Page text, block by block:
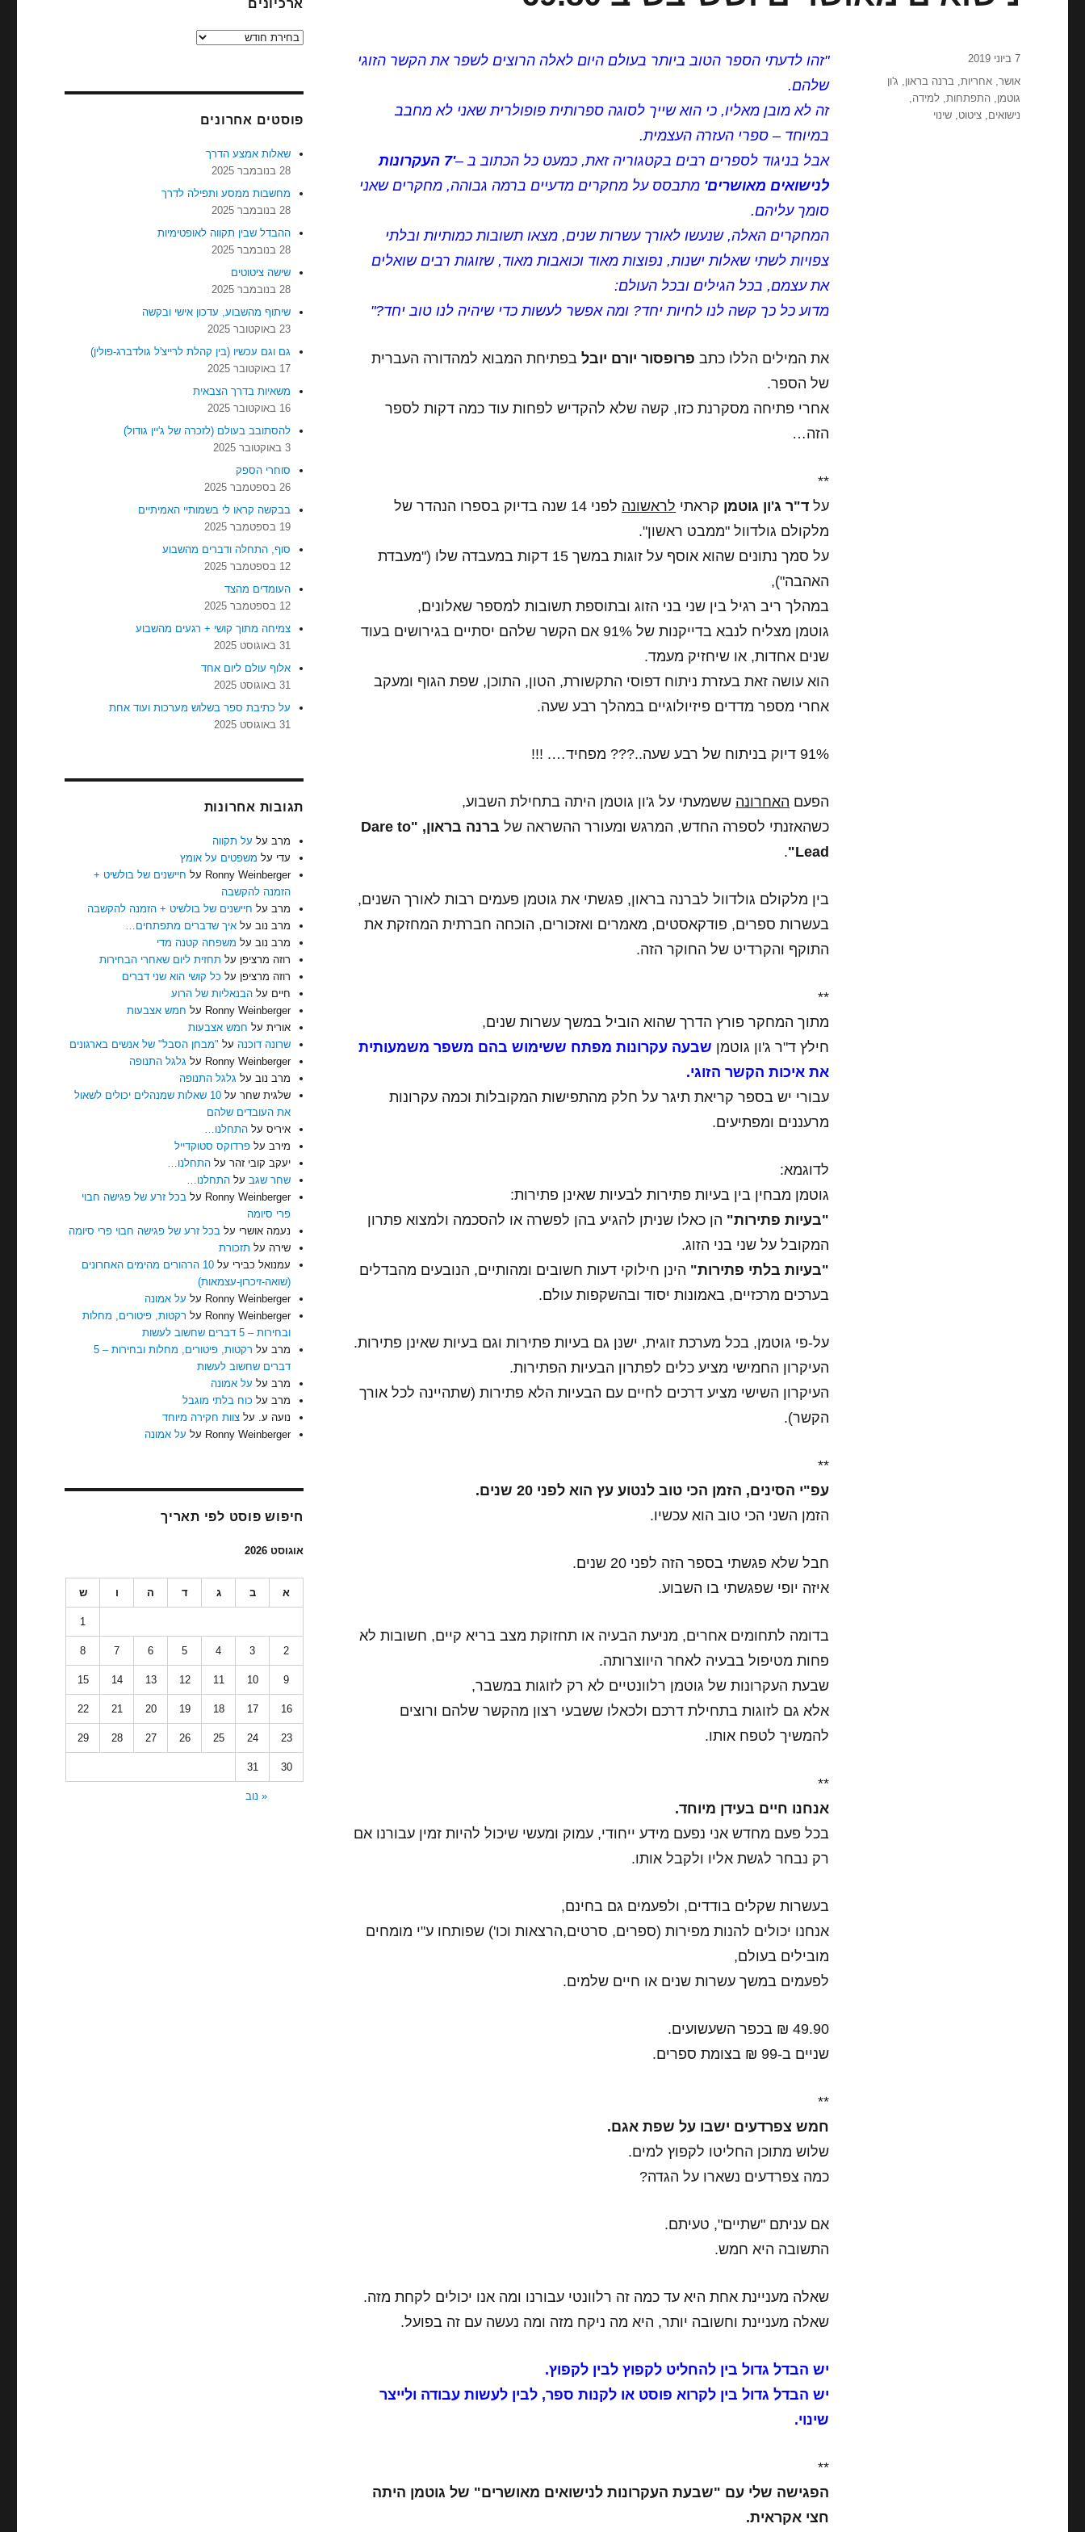
"זהו לדעתי הספר הטוב ביותר בעולם היום לאלה הרוצים לשפר את הקשר הזוגי
שלהם.
זה לא מובן מאליו, כי הוא שייך לסוגה ספרותית פופולרית שאני לא מחבב
במיוחד – ספרי העזרה העצמית.
אבל בניגוד לספרים רבים בקטגוריה זאת, כמעט כל הכתוב ב –
'7 העקרונות
לנישואים מאושרים' מתבסס על מחקרים מדעיים ברמה גבוהה, מחקרים שאני
סומך עליהם.
המחקרים האלה, שנעשו לאורך עשרות שנים, מצאו תשובות כמותיות ובלתי
צפויות לשתי שאלות ישנות, נפוצות מאוד וכואבות מאוד, שזוגות רבים שואלים
את עצמם, בכל הגילים ובכל העולם:
מדוע כל כך קשה לנו לחיות יחד? ומה אפשר לעשות כדי שיהיה לנו טוב יחד?"
את המילים הללו כתב פרופסור יורם יובלבפתיחת המבוא למהדורה העברית
של הספר.
אחרי פתיחה מסקרנת כזו, קשה שלא להקדיש לפחות עוד כמה דקות לספר
הזה…
**
על ד"ר ג'ון גוטמן קראתי לראשונה
לפני 14 שנה בדיוק בספרו הנהדר של
מלקולם גולדוול "ממבט ראשון".
על סמך נתונים שהוא אוסף על זוגות במשך 15 דקות במעבדה שלו ("מעבדת
האהבה"),
במהלך ריב רגיל בין שני בני הזוג ובתוספת תשובות למספר שאלונים,
גוטמן מצליח לנבא בדייקנות של 91% אם הקשר שלהם יסתיים בגירושים בעוד
שנים אחדות, או שיחזיק מעמד.
הוא עושה זאת בעזרת ניתוח דפוסי התקשורת, הטון, התוכן, שפת הגוף ומעקב
אחרי מספר מדדים פיזיולוגיים במהלך רבע שעה.
91% דיוק בניתוח של רבע שעה..??? מפחיד…. !!!
הפעם האחרונה ששמעתי על ג'ון גוטמן היתה בתחילת השבוע,
כשהאזנתי לספרה החדש, המרגש ומעורר ההשראה של
ברנה בראון, "Dare to
Lead"
.
בין מלקולם גולדוול לברנה בראון, פגשתי את גוטמן פעמים רבות לאורך השנים,
בעשרות ספרים, פודקאסטים, מאמרים ואזכורים, הוכחה חברתית המחזקת את
התוקף והקרדיט של החוקר הזה.
**
מתוך המחקר פורץ הדרך שהוא הוביל במשך עשרות שנים,
חילץ ד"ר ג'ון גוטמן שבעה עקרונות מפתח ששימוש בהם משפר משמעותית
את איכות הקשר הזוגי.
עבורי יש בספר קריאת תיגר על חלק מהתפישות המקובלות וכמה עקרונות
מרעננים ומפתיעים.
לדוגמא:
גוטמן מבחין בין בעיות פתירות לבעיות שאינן פתירות:
"בעיות פתירות" הן כאלו שניתן להגיע בהן לפשרה או להסכמה ולמצוא פתרון
המקובל על שני בני הזוג.
"בעיות בלתי פתירות" הינן חילוקי דעות חשובים ומהותיים, הנובעים מהבדלים
בערכים מרכזיים, באמונות יסוד ובהשקפות עולם.
על-פי גוטמן, בכל מערכת זוגית, ישנן גם בעיות פתירות וגם בעיות שאינן פתירות.
העיקרון החמישי מציע כלים לפתרון הבעיות הפתירות.
העיקרון השישי מציע דרכים לחיים עם הבעיות הלא פתירות (שתהיינה לכל אורך
הקשר).
**
עפ"י הסינים, הזמן הכי טוב לנטוע עץ הוא לפני 20 שנים.
הזמן השני הכי טוב הוא עכשיו.
חבל שלא פגשתי בספר הזה לפני 20 שנים.
איזה יופי שפגשתי בו השבוע.
בדומה לתחומים אחרים, מניעת הבעיה או תחזוקת מצב בריא קיים, חשובות לא
פחות מטיפול בבעיה לאחר היווצרותה.
שבעת העקרונות של גוטמן רלוונטיים לא רק לזוגות במשבר,
אלא גם לזוגות בתחילת דרכם ולכאלו ששבעי רצון מהקשר שלהם ורוצים
להמשיך לטפח אותו.
**
אנחנו חיים בעידן מיוחד.
בכל פעם מחדש אני נפעם מידע ייחודי, עמוק ומעשי שיכול להיות זמין עבורנו אם
רק נבחר לגשת אליו ולקבל אותו.
בעשרות שקלים בודדים, ולפעמים גם בחינם,
אנחנו יכולים להנות מפירות (ספרים, סרטים,הרצאות וכו') שפותחו ע"י מומחים
מובילים בעולם,
לפעמים במשך עשרות שנים או חיים שלמים.
49.90 ₪ בכפר השעשועים.
שניים ב-99 ₪ בצומת ספרים.
**
חמש צפרדעים ישבו על שפת אגם.
שלוש מתוכן החליטו לקפוץ למים.
כמה צפרדעים נשארו על הגדה?
אם עניתם "שתיים", טעיתם.
התשובה היא חמש.
שאלה מעניינת אחת היא עד כמה זה רלוונטי עבורנו ומה אנו יכולים לקחת מזה.
שאלה מעניינת וחשובה יותר, היא מה ניקח מזה ומה נעשה עם זה בפועל.
יש הבדל גדול בין להחליט לקפוץ לבין לקפוץ.
יש הבדל גדול בין לקרוא פוסט או לקנות ספר, לבין לעשות עבודה ולייצר
שינוי.
**
הפגישה שלי עם "שבעת העקרונות לנישואים מאושרים" של גוטמן היתה
חצי אקראית.
פורסם
7 ביוני 2019
תגיות
אושר,אחריות,ברנה בראון, ג'ון
גוטמן,התפתחות,למידה,
נישואים,ציטוט,שינוי
ארכיונים
ארכיונים
פוסטים אחרונים
שאלות אמצע הדרך
28 בנובמבר 2025
מחשבות ממסע ותפילה לדרך
28 בנובמבר 2025
ההבדל שבין תקווה לאופטימיות
28 בנובמבר 2025
שישה ציטוטים
28 בנובמבר 2025
שיתוף מהשבוע, עדכון אישי ובקשה
23 באוקטובר 2025
גם וגם עכשיו (בין קהלת לרייצ'ל גולדברג-פולין)
17 באוקטובר 2025
משאיות בדרך הצבאית
16 באוקטובר 2025
להסתובב בעולם (לזכרה של ג'יין גודול)
3 באוקטובר 2025
סוחרי הספק
26 בספטמבר 2025
בבקשה קראו לי בשמותיי האמיתיים
19 בספטמבר 2025
סוף, התחלה ודברים מהשבוע
12 בספטמבר 2025
העומדים מהצד
12 בספטמבר 2025
צמיחה מתוך קושי + רגעים מהשבוע
31 באוגוסט 2025
אלוף עולם ליום אחד
31 באוגוסט 2025
על כתיבת ספר בשלוש מערכות ועוד אחת
31 באוגוסט 2025
תגובות אחרונות
מרב על על תקווה
עדי על משפטים על אומץ
Ronny Weinberger על חיישנים של בולשיט +
הזמנה להקשבה
מרב על חיישנים של בולשיט + הזמנה להקשבה
מרב נוב עלאיך שדברים מתפתחים…
מרב נוב על משפחה קטנה מדי
רוזה מרציפן על תחזית ליום שאחרי הבחירות
רוזה מרציפן על כל קושי הוא שני דברים
חיים עלהבנאליות של הרוע
Ronny Weinberger על חמש אצבעות
אורית על חמש אצבעות
שרונה דוכנה על "מבחן הסבל" של אנשים בארגונים
Ronny Weinberger על גלגל התנופה
מרב נוב על גלגל התנופה
שלגית שחר על
10 שאלות שמנהלים יכולים לשאול
את העובדים שלהם
איריס עלהתחלנו…
מירב עלפרדוקס סטוקדייל
יעקב קובי זהר עלהתחלנו…
שחר שגב עלהתחלנו…
Ronny Weinberger עלבכל זרע של פגישה חבוי
פרי סיומה
נעמה אושרי עלבכל זרע של פגישה חבוי פרי סיומה
שירה על תזכורת
עמנואל כבירי על
10 הרהורים מהימים האחרונים
(שואה-זיכרון-עצמאות)
Ronny Weinberger על על אמונה
Ronny Weinberger על רקטות, פיטורים, מחלות
ובחירות – 5 דברים שחשוב לעשות
מרב על
רקטות, פיטורים, מחלות ובחירות – 5
דברים שחשוב לעשות
מרב על על אמונה
מרב על כוח בלתי מוגבל
נועה ע. עלצוות חקירה מיוחד
Ronny Weinberger על על אמונה
חיפוש פוסט לפי תאריך
אוגוסט 2026
א ב ג ד ה ו ש
1
2
3
4
5
6
7
8
9
10
11
12
13
14
15
16
17
18
19
20
21
22
23
24
25
26
27
28
29
30
31
« נוב